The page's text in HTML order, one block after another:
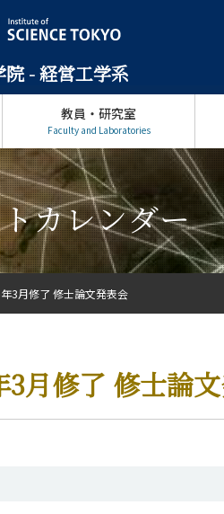
院 - 経営工学系
教員・研究室
Faculty and Laboratories
カレンダー
月修了 修士論
3月修了 修士論文発表会